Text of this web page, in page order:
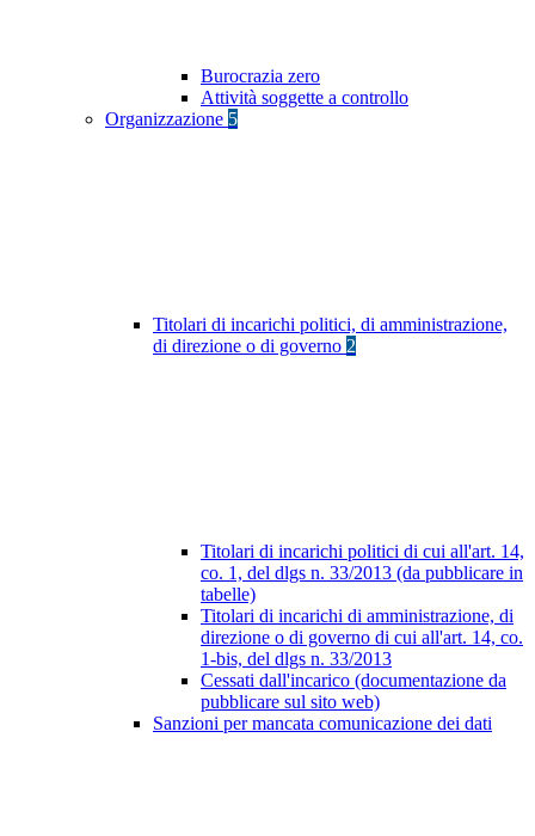
Burocrazia zero
Attività soggette a controllo
Organizzazione 5
Titolari di incarichi politici, di amministrazione,
di direzione o di governo 2
Titolari di incarichi politici di cui all'art. 14,
co. 1, del dlgs n. 33/2013 (da pubblicare in
tabelle)
Titolari di incarichi di amministrazione, di
direzione o di governo di cui all'art. 14, co.
1-bis, del dlgs n. 33/2013
Cessati dall'incarico (documentazione da
pubblicare sul sito web)
Sanzioni per mancata comunicazione dei dati